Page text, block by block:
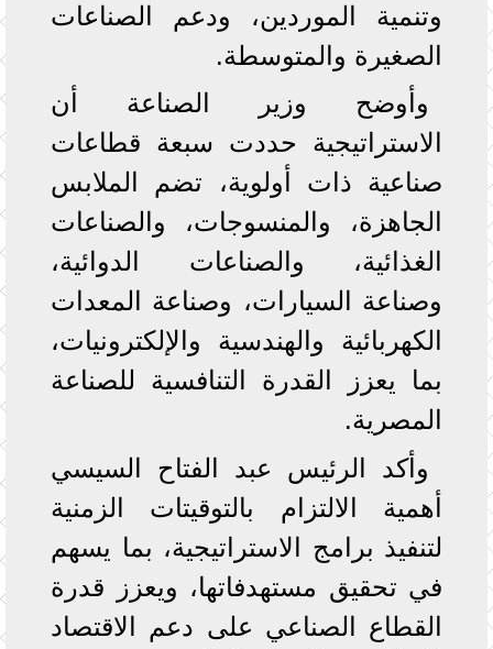
وتنمية الموردين، ودعم الصناعات
الصغيرة والمتوسطة.
وأوضح وزير الصناعة أن
الاستراتيجية حددت سبعة قطاعات
صناعية ذات أولوية، تضم الملابس
الجاهزة، والمنسوجات، والصناعات
الغذائية، والصناعات الدوائية،
وصناعة السيارات، وصناعة المعدات
الكهربائية والهندسية والإلكترونيات،
بما يعزز القدرة التنافسية للصناعة
المصرية.
وأكد الرئيس عبد الفتاح السيسي
أهمية الالتزام بالتوقيتات الزمنية
لتنفيذ برامج الاستراتيجية، بما يسهم
في تحقيق مستهدفاتها، ويعزز قدرة
القطاع الصناعي على دعم الاقتصاد